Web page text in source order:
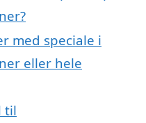
med speciale i
eller hele
til